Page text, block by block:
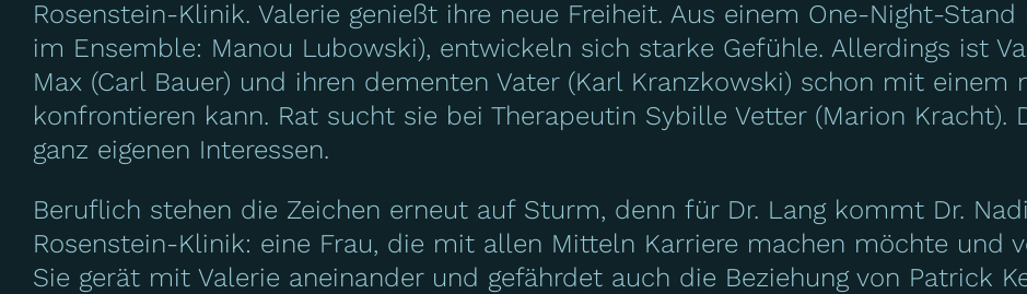
Rosenstein-Klinik. Valerie genießt ihre neue Freiheit. Aus einem One-Night-
im Ensemble: Manou Lubowski), entwickeln sich starke Gefühle. Allerdings ist
Max (Carl Bauer) und ihren dementen Vater (Karl Kranzkowski) schon mit einem
konfrontieren kann. Rat sucht sie bei Therapeutin Sybille Vetter (Marion Kracht).
ganz eigenen Interessen.
Beruflich stehen die Zeichen erneut auf Sturm, denn für Dr. Lang kommt Dr.
Rosenstein-Klinik: eine Frau, die mit allen Mitteln Karriere machen möchte und
Sie gerät mit Valerie aneinander und gefährdet auch die Beziehung von Patrick